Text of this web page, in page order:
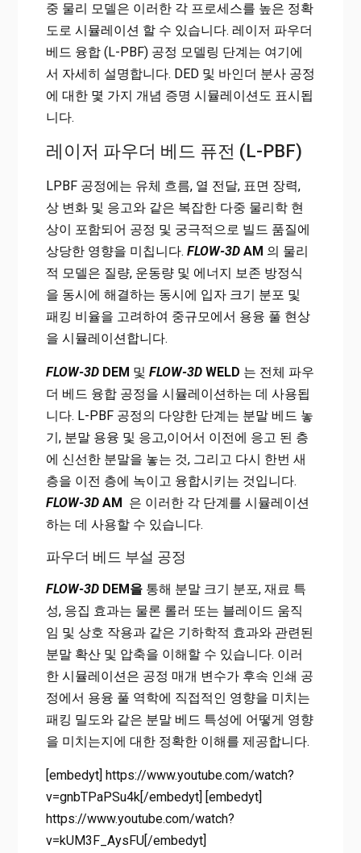
중 물리 모델은 이러한 각 프로세스를 높은 정확
도로 시뮬레이션 할 수 있습니다. 레이저 파우더
베드 융합 (L-PBF) 공정 모델링 단계는 여기에
서 자세히 설명합니다. DED 및 바인더 분사 공정
에 대한 몇 가지 개념 증명 시뮬레이션도 표시됩
니다.
레이저 파우더 베드 퓨전 (L-PBF)
LPBF 공정에는 유체 흐름, 열 전달, 표면 장력,
상 변화 및 응고와 같은 복잡한 다중 물리학 현
상이 포함되어 공정 및 궁극적으로 빌드 품질에
상당한 영향을 미칩니다. FLOW-3DAM 의 물리
적 모델은 질량, 운동량 및 에너지 보존 방정식
을 동시에 해결하는 동시에 입자 크기 분포 및
패킹 비율을 고려하여 중규모에서 용융 풀 현상
을 시뮬레이션합니다.
FLOW-3DDEM 및 FLOW-3DWELD 는 전체 파우
더 베드 융합 공정을 시뮬레이션하는 데 사용됩
니다. L-PBF 공정의 다양한 단계는 분말 베드 놓
기, 분말 용융 및 응고,이어서 이전에 응고 된 층
에 신선한 분말을 놓는 것, 그리고 다시 한번 새
층을 이전 층에 녹이고 융합시키는 것입니다.
FLOW-3DAM 은 이러한 각 단계를 시뮬레이션
하는 데 사용할 수 있습니다.
파우더 베드 부설 공정
FLOW-3DDEM을통해 분말 크기 분포, 재료 특
성, 응집 효과는 물론 롤러 또는 블레이드 움직
임 및 상호 작용과 같은 기하학적 효과와 관련된
분말 확산 및 압축을 이해할 수 있습니다. 이러
한 시뮬레이션은 공정 매개 변수가 후속 인쇄 공
정에서 용융 풀 역학에 직접적인 영향을 미치는
패킹 밀도와 같은 분말 베드 특성에 어떻게 영향
을 미치는지에 대한 정확한 이해를 제공합니다.
[embedyt] https://www.youtube.com/watch?
v=gnbTPaPSu4k[/embedyt] [embedyt]
https://www.youtube.com/watch?
v=kUM3F_AysFU[/embedyt]